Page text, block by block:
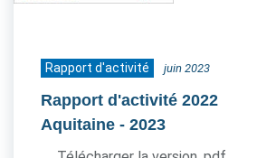
Rapport d'activité juin 2023
Rapport d'activité 2022
Aquitaine - 2023